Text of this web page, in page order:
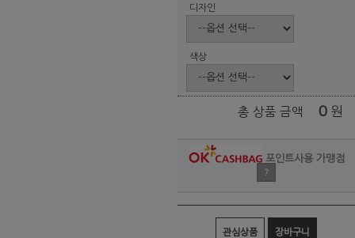
디자인
색상
총 상품 금액 0 원
포인트사용 가맹점
?
관심상품 장바구니